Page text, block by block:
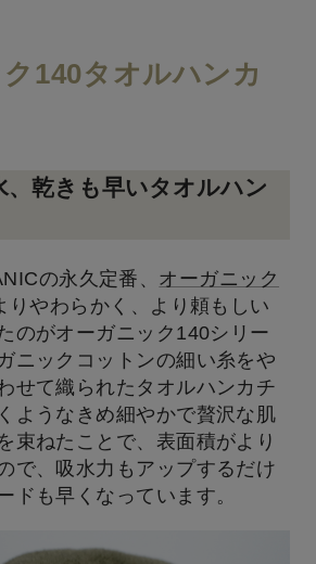
140タオルハンカ
、乾きも早いタオルハン
の永久定番、 オーガニック
りやわらかく、より頼もしい
のがオーガニック140シリー
ニックコットンの細い糸をや
せて織られたタオルハンカチ
ようなきめ細やかで贅沢な肌
束ねたことで、表面積がより
で、吸水力もアップするだけ
ドも早くなっています。